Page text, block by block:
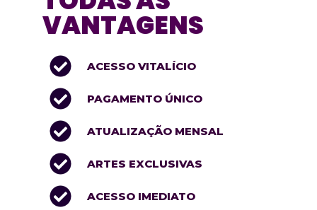
VANTAGENS
ACESSO VITALÍCIO
PAGAMENTO ÚNICO
ATUALIZAÇÃO MENSAL
ARTES EXCLUSIVAS
ACESSO IMEDIATO